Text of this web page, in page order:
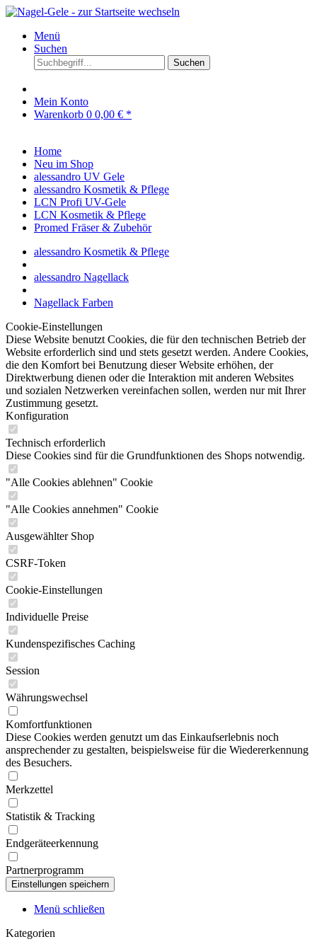
Menü
Suchen
Suchen
Mein Konto
Warenkorb 0 0,00 € *
Home
Neu im Shop
alessandro UV Gele
alessandro Kosmetik & Pflege
LCN Profi UV-Gele
LCN Kosmetik & Pflege
Promed Fräser & Zubehör
alessandro Kosmetik & Pflege
alessandro Nagellack
Nagellack Farben
Cookie-Einstellungen
Diese Website benutzt Cookies, die für den technischen Betrieb der
Website erforderlich sind und stets gesetzt werden. Andere Cookies,
die den Komfort bei Benutzung dieser Website erhöhen, der
Direktwerbung dienen oder die Interaktion mit anderen Websites
und sozialen Netzwerken vereinfachen sollen, werden nur mit Ihrer
Zustimmung gesetzt.
Konfiguration
Technisch erforderlich
Diese Cookies sind für die Grundfunktionen des Shops notwendig.
"Alle Cookies ablehnen" Cookie
"Alle Cookies annehmen" Cookie
Ausgewählter Shop
CSRF-Token
Cookie-Einstellungen
Individuelle Preise
Kundenspezifisches Caching
Session
Währungswechsel
Komfortfunktionen
Diese Cookies werden genutzt um das Einkaufserlebnis noch
ansprechender zu gestalten, beispielsweise für die Wiedererkennung
des Besuchers.
Merkzettel
Statistik & Tracking
Endgeräteerkennung
Partnerprogramm
Menü schließen
Kategorien